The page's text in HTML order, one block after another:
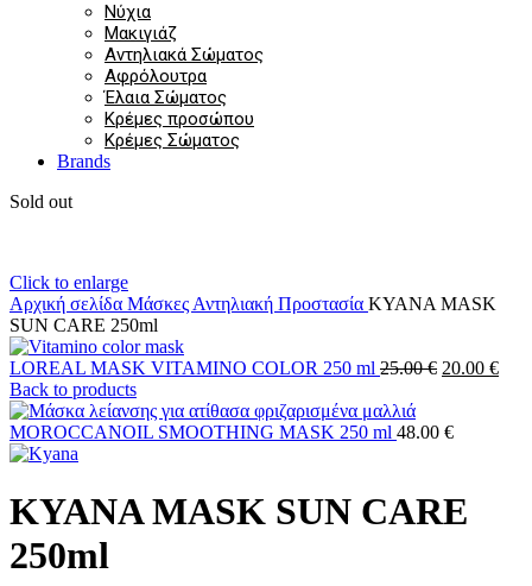
Νύχια
Μακιγιάζ
Αντηλιακά Σώματος
Αφρόλουτρα
Έλαια Σώματος
Κρέμες προσώπου
Κρέμες Σώματος
Brands
Sold out
Click to enlarge
Αρχική σελίδα Μάσκες Αντηλιακή Προστασία KYANA MASK
SUN CARE 250ml
LOREAL MASK VITAMINO COLOR 250 ml 25.00€ Original
25.00 €.
20.00 €Η
Back to products
MOROCCANOIL SMOOTHING MASK 250 ml 48.00 €
KYANA MASK SUN CARE
250ml